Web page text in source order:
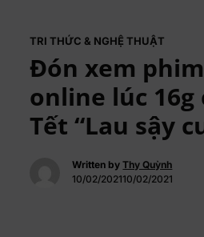
TRI THỨC & NGHỆ THUẬT
Đón xem
online lúc 16g
Tết “Lau sậy
Written byThy Quỳnh
10/02/202110/02/2021